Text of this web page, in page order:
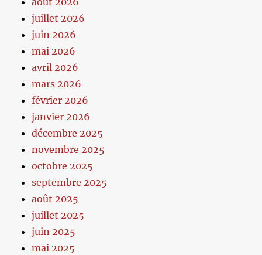
juillet 2026
juin 2026
mai 2026
avril 2026
mars 2026
février 2026
janvier 2026
décembre 2025
novembre 2025
octobre 2025
septembre 2025
août 2025
juillet 2025
juin 2025
mai 2025